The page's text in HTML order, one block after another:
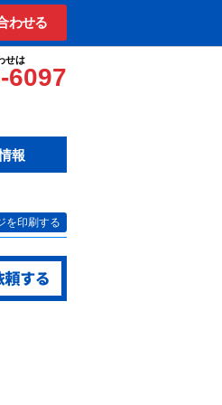
わせる
せは
6097
報
を印刷する